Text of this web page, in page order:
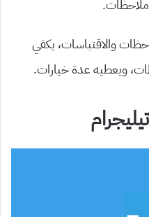
ملاحظات.
والاقتباسات، يكفي
ويعطيه عدة خيارات.